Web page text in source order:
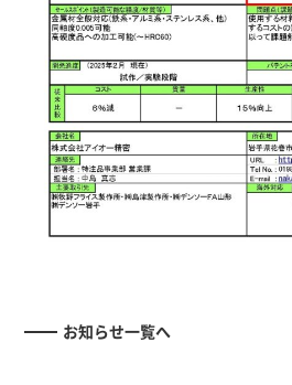
お知らせ一覧へ